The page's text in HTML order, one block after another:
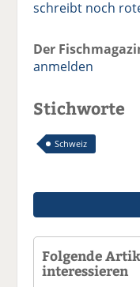
schreibt noch
Der
anmelden
Stichworte
Schweiz
Folgende
interessieren